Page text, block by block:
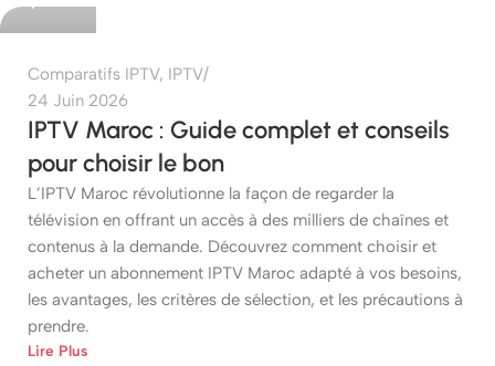
Comparatifs IPTV, IPTV
24 Juin 2026
IPTV Maroc : Guide complet et conseils
pour choisir le bon
L’IPTV Maroc révolutionne la façon de regarder la
télévision en offrant un accès à des milliers de chaînes et
contenus à la demande. Découvrez comment choisir et
acheter un abonnement IPTV Maroc adapté à vos besoins,
les avantages, les critères de sélection, et les précautions à
prendre.
Lire Plus
etshop